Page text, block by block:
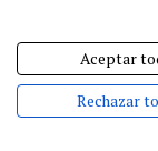
Aceptar
Rechazar